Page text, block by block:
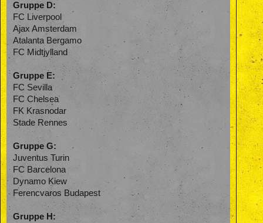
Gruppe D:
FC Liverpool
Ajax Amsterdam
Atalanta Bergamo
FC Midtjylland
Gruppe E:
FC Sevilla
FC Chelsea
FK Krasnodar
Stade Rennes
Gruppe G:
Juventus Turin
FC Barcelona
Dynamo Kiew
Ferencvaros Budapest
Gruppe H: